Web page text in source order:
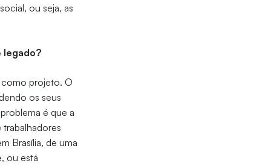
ou seja, as
legado?
como projeto. O
os seus
é que a
Brasília, de uma
ou está